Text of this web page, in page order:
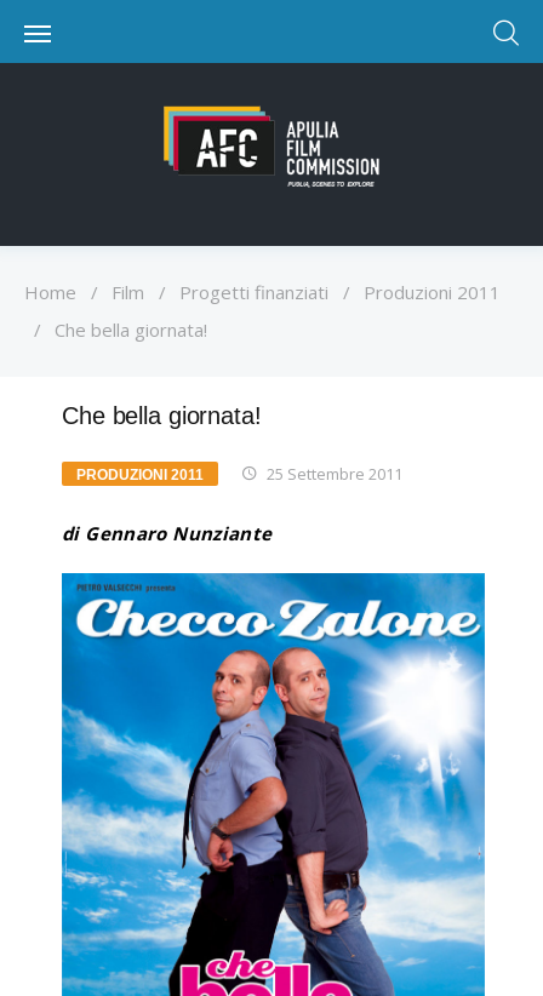
Home / Film / Progetti finanziati /
Produzioni 2011
/
Che bella giornata!
Che bella giornata!
PRODUZIONI 2011 25 Settembre 2011
di Gennaro Nunziante